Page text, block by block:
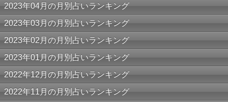
2023年04月の月別占いランキング
2023年03月の月別占いランキング
2023年02月の月別占いランキング
2023年01月の月別占いランキング
2022年12月の月別占いランキング
2022年11月の月別占いランキング